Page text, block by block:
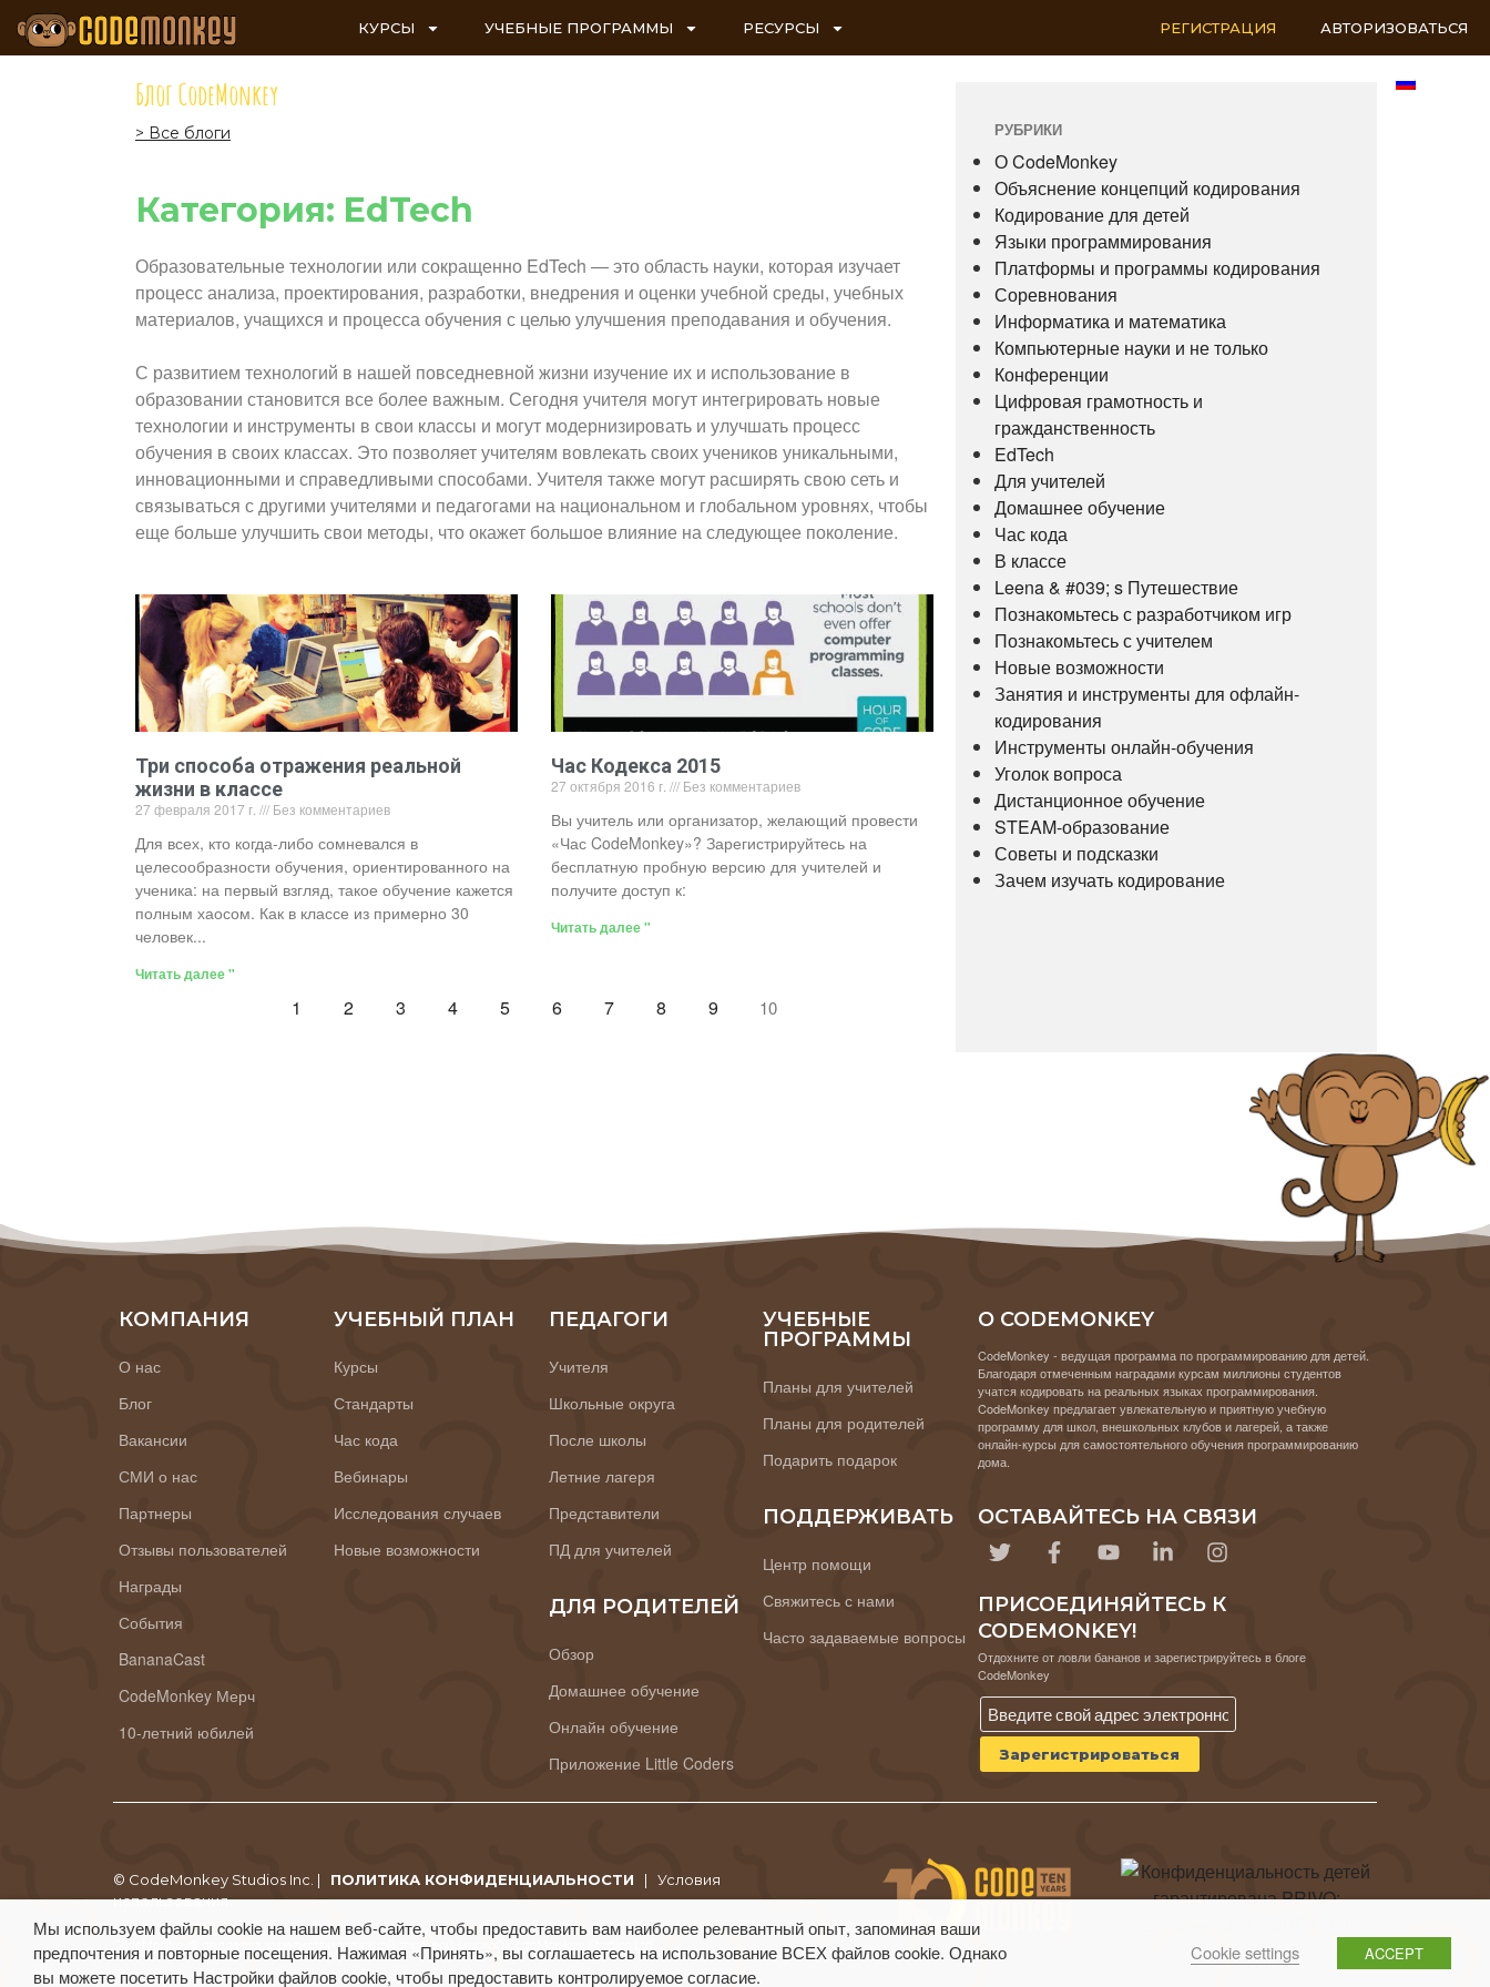
КУРСЫ УЧЕБНЫЕ ПРОГРАММЫ РЕСУРСЫ РЕГИСТРАЦИЯ АВТОРИЗОВАТЬСЯ
Блог CodeMonkey
> Все блоги
Категория: EdTech
Образовательные технологии или сокращенно EdTech — это область науки, которая изучает
процесс анализа, проектирования, разработки, внедрения и оценки учебной среды, учебных
материалов, учащихся и процесса обучения с целью улучшения преподавания и обучения.
С развитием технологий в нашей повседневной жизни изучение их и использование в
образовании становится все более важным. Сегодня учителя могут интегрировать новые
технологии и инструменты в свои классы и могут модернизировать и улучшать процесс
обучения в своих классах. Это позволяет учителям вовлекать своих учеников уникальными,
инновационными и справедливыми способами. Учителя также могут расширять свою сеть и
связываться с другими учителями и педагогами на национальном и глобальном уровнях, чтобы
еще больше улучшить свои методы, что окажет большое влияние на следующее поколение.
Три способа отражения реальной
жизни в классе
27 февраля 2017 г. Без комментариев
Для всех, кто когда-либо сомневался в
целесообразности обучения, ориентированного на
ученика: на первый взгляд, такое обучение кажется
полным хаосом. Как в классе из примерно 30
человек...
Читать далее "
Час Кодекса 2015
27 октября 2016 г. Без комментариев
Вы учитель или организатор, желающий провести
«Час CodeMonkey»? Зарегистрируйтесь на
бесплатную пробную версию для учителей и
получите доступ к:
Читать далее "
1 2 3 4 5 6 7 8 9 10
РУБРИКИ
О CodeMonkey
Объяснение концепций кодирования
Кодирование для детей
Языки программирования
Платформы и программы кодирования
Соревнования
Информатика и математика
Компьютерные науки и не только
Конференции
Цифровая грамотность и
гражданственность
EdTech
Для учителей
Домашнее обучение
Час кода
В классе
Leena & #039; s Путешествие
Познакомьтесь с разработчиком игр
Познакомьтесь с учителем
Новые возможности
Занятия и инструменты для офлайн-
кодирования
Инструменты онлайн-обучения
Уголок вопроса
Дистанционное обучение
STEAM-образование
Советы и подсказки
Зачем изучать кодирование
КОМПАНИЯ
О нас
Блог
Вакансии
СМИ о нас
Партнеры
Отзывы пользователей
Награды
События
BananaCast
CodeMonkey Мерч
10-летний юбилей
УЧЕБНЫЙ ПЛАН
Курсы
Стандарты
Час кода
Вебинары
Исследования случаев
Новые возможности
ПЕДАГОГИ
Учителя
Школьные округа
После школы
Летние лагеря
Представители
ПД для учителей
ДЛЯ РОДИТЕЛЕЙ
Обзор
Домашнее обучение
Онлайн обучение
Приложение Little Coders
УЧЕБНЫЕ
ПРОГРАММЫ
Планы для учителей
Планы для родителей
Подарить подарок
ПОДДЕРЖИВАТЬ
Центр помощи
Свяжитесь с нами
Часто задаваемые вопросы
О CODEMONKEY
CodeMonkey - ведущая программа по программированию для детей.
Благодаря отмеченным наградами курсам миллионы студентов
учатся кодировать на реальных языках программирования.
CodeMonkey предлагает увлекательную и приятную учебную
программу для школ, внешкольных клубов и лагерей, а также
онлайн-курсы для самостоятельного обучения программированию
дома.
ОСТАВАЙТЕСЬ НА СВЯЗИ
ПРИСОЕДИНЯЙТЕСЬ К
CODEMONKEY!
Отдохните от ловли бананов и зарегистрируйтесь в блоге
CodeMonkey
© CodeMonkey Studios Inc. | ПОЛИТИКА КОНФИДЕНЦИАЛЬНОСТИ | Условия
использования
CodeMonkey® является зарегистрированной торговой маркой CodeMonkey Studios Ltd.
Мы используем файлы cookie на нашем веб-сайте, чтобы предоставить вам наиболее релевантный опыт, запоминая ваши
предпочтения и повторные посещения. Нажимая «Принять», вы соглашаетесь на использование ВСЕХ файлов cookie. Однако
вы можете посетить Настройки файлов cookie, чтобы предоставить контролируемое согласие.
Cookie settings ACCEPT